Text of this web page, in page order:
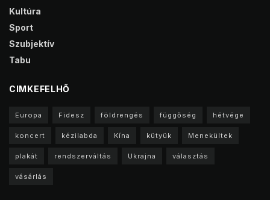
Kultúra
Sport
Szubjektív
Tabu
CIMKEFELHŐ
Europa Fidesz földrengés függőség hétvége
koncert kézilabda Kína kütyük Menekültek
plakát rendszerváltás Ukrajna választás
vásárlás